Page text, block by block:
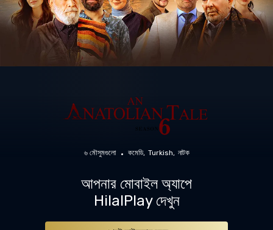
৬ মৌসুমগুলো কমেডি Turkish নাটক
আপনার মোবাইল অ্যাপে
HilalPlay দেখুন